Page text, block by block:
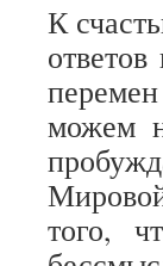
К
можем
того,